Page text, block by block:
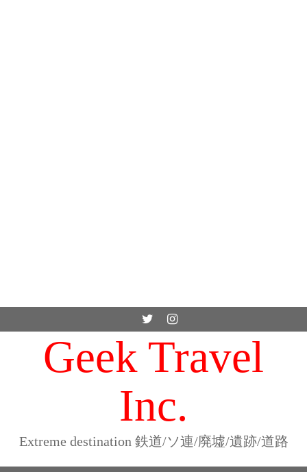
Geek Travel
Inc.
Extreme destination 鉄道/ソ連/廃墟/遺跡/道路